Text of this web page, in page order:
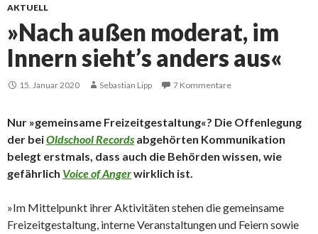
AKTUELL
»Nach außen moderat, im
Innern sieht’s anders aus«
15. Januar 2020 Sebastian Lipp 7 Kommentare
Nur »gemeinsame Freizeitgestaltung«? Die Offenlegung
der beiOldschool Records abgehörten Kommunikation
belegt erstmals, dass auch die Behörden wissen, wie
gefährlich Voice of Angerwirklich ist.
»Im Mittelpunkt ihrer Aktivitäten stehen die gemeinsame
Freizeitgestaltung, interne Veranstaltungen und Feiern sowie